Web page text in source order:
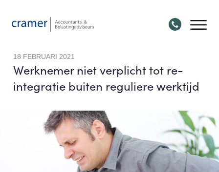
18 FEBRUARI 2021
Werknemer niet verplicht tot re-
integratie buiten reguliere werktijd